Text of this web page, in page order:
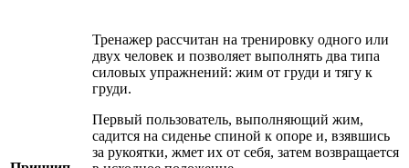
Тренажер рассчитан на тренировку одного или
двух человек и позволяет выполнять два типа
силовых упражнений: жим от груди и тягу к
груди.
Первый пользователь, выполняющий жим,
садится на сиденье спиной к опоре и, взявшись
за рукоятки, жмет их от себя, затем возвращается